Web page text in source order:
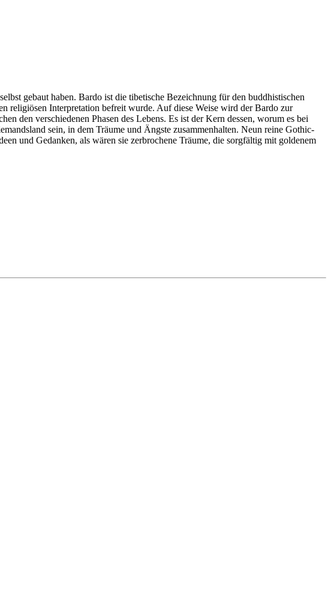
gebaut haben. Bardo ist die tibetische Bezeichnung für den buddhistischen
religiösen Interpretation befreit wurde. Auf diese Weise wird der Bardo zur
den verschiedenen Phasen des Lebens. Es ist der Kern dessen, worum es bei
sein, in dem Träume und Ängste zusammenhalten. Neun reine Gothic-
und Gedanken, als wären sie zerbrochene Träume, die sorgfältig mit goldenem